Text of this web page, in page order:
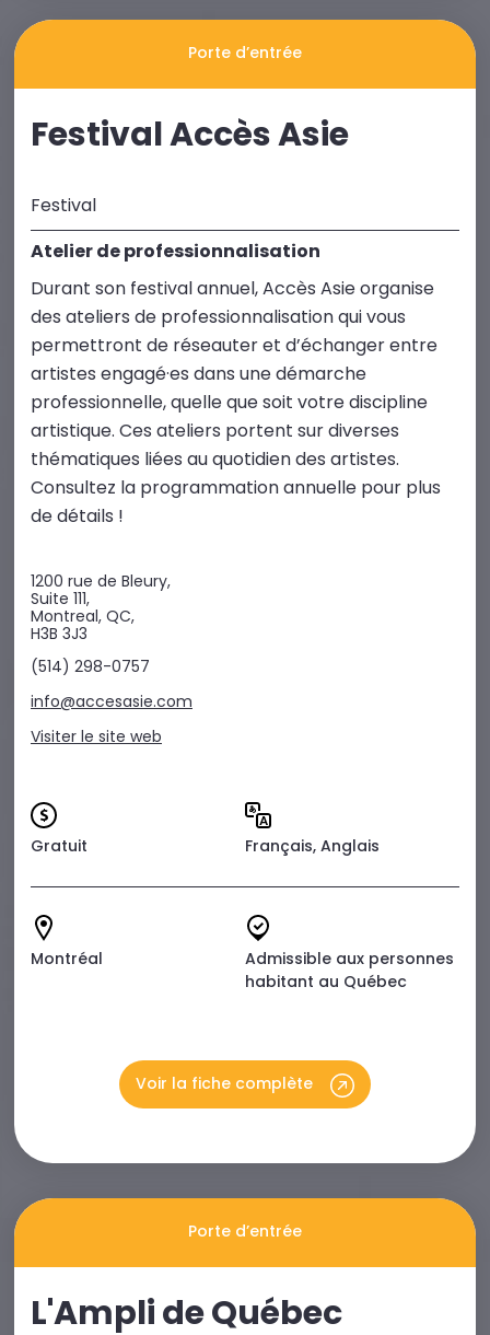
Porte d’entrée
Festival Accès Asie
Festival
Atelier de professionnalisation
Durant son festival annuel, Accès Asie organise
des ateliers de professionnalisation qui vous
permettront de réseauter et d’échanger entre
artistes engagé·es dans une démarche
professionnelle, quelle que soit votre discipline
artistique. Ces ateliers portent sur diverses
thématiques liées au quotidien des artistes.
Consultez la programmation annuelle pour plus
de détails !
1200 rue de Bleury,
Suite 111,
Montreal, QC,
H3B 3J3
(514) 298-0757
info@accesasie.com
Visiter le site web
Gratuit Français, Anglais
Montréal
Admissible aux personnes
habitant au Québec
Voir la fiche complète
Porte d’entrée
L'Ampli de Québec